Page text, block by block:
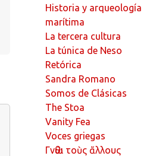
Historia y arqueología
marítima
La tercera cultura
La túnica de Neso
Retórica
Sandra Romano
Somos de Clásicas
The Stoa
Vanity Fea
Voces griegas
Γνῶθι τοὺς ἄλλους